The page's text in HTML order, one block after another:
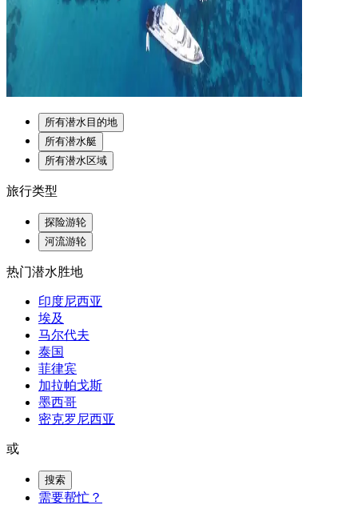
所有潜水目的地
所有潜水艇
所有潜水区域
旅行类型
探险游轮
河流游轮
热门潜水胜地
印度尼西亚
埃及
马尔代夫
泰国
菲律宾
加拉帕戈斯
墨西哥
密克罗尼西亚
或
搜索
需要帮忙？